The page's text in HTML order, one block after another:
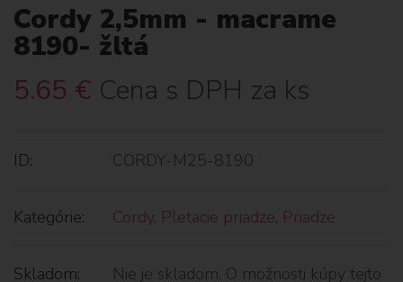
Cordy 2,5mm - macrame
8190- žltá
5.65 € Cena s DPH za ks
ID: CORDY-M25-8190
Kategórie: Cordy, Pletacie priadze, Priadze
Skladom:
Nie je skladom. O možnosti kúpy tejto